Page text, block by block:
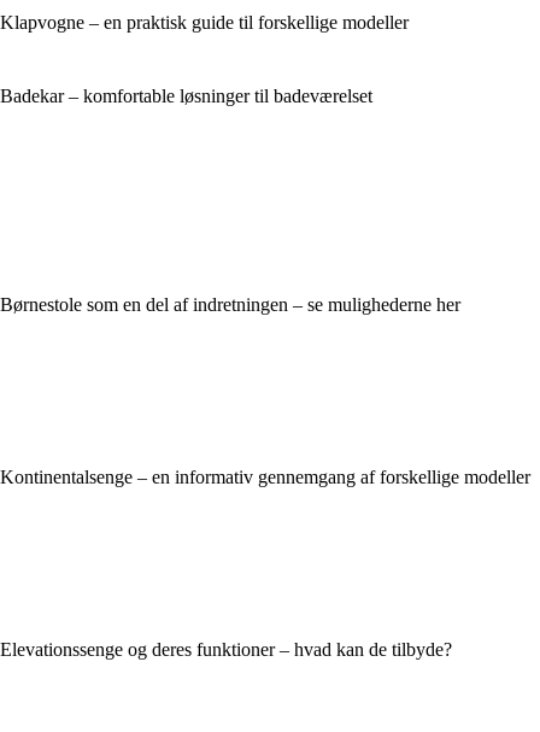
Klapvogne – en praktisk guide til forskellige modeller
Badekar – komfortable løsninger til badeværelset
Børnestole som en del af indretningen – se mulighederne her
Kontinentalsenge – en informativ gennemgang af forskellige modeller
Elevationssenge og deres funktioner – hvad kan de tilbyde?